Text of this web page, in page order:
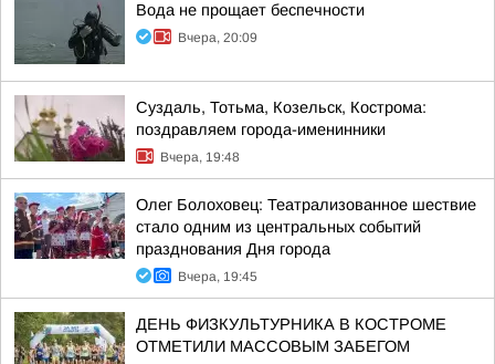
Вода не прощает беспечности
Вчера, 20:09
Суздаль, Тотьма, Козельск, Кострома:
поздравляем города-именинники
Вчера, 19:48
Олег Болоховец: Театрализованное шествие
стало одним из центральных событий
празднования Дня города
Вчера, 19:45
ДЕНЬ ФИЗКУЛЬТУРНИКА В КОСТРОМЕ
ОТМЕТИЛИ МАССОВЫМ ЗАБЕГОМ